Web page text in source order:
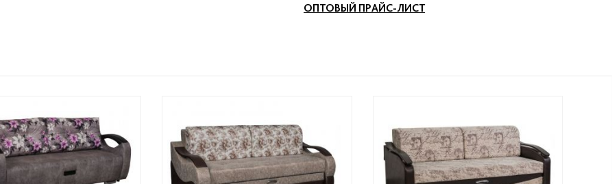
ОПТОВЫЙ ПРАЙС-ЛИСТ